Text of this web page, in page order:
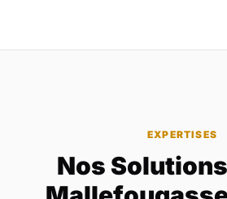
EXPERTISES
Nos Solutions